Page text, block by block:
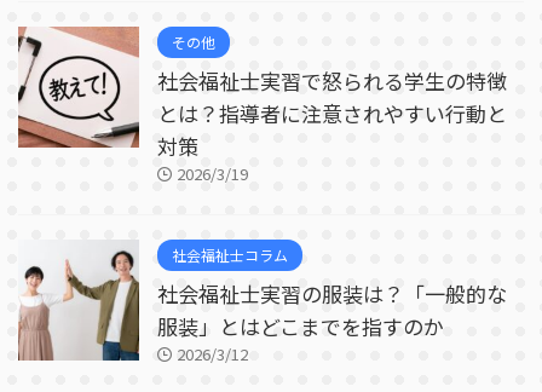
その他
社会福祉士実習で怒られる学生の特徴
とは？指導者に注意されやすい行動と
対策
2026/3/19
社会福祉士コラム
社会福祉士実習の服装は？「一般的な
服装」とはどこまでを指すのか
2026/3/12